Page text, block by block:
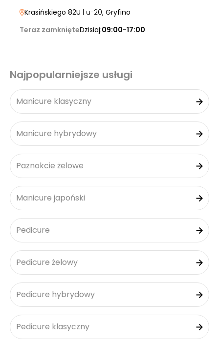
Krasińskiego 82U | u-20, Gryfino
Teraz zamknięteDzisiaj:09:00-17:00
Najpopularniejsze usługi
Manicure klasyczny
Manicure hybrydowy
Paznokcie żelowe
Manicure japoński
Pedicure
Pedicure żelowy
Pedicure hybrydowy
Pedicure klasyczny